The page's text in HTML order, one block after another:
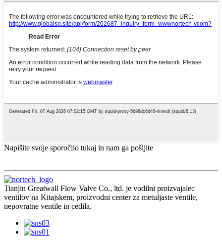
Napišite svoje sporočilo tukaj in nam ga pošljite
Tianjin Greatwall Flow Valve Co., ltd. je vodilni proizvajalec
ventilov na Kitajskem, proizvodni center za metuljaste ventile,
nepovratne ventile in cedila.